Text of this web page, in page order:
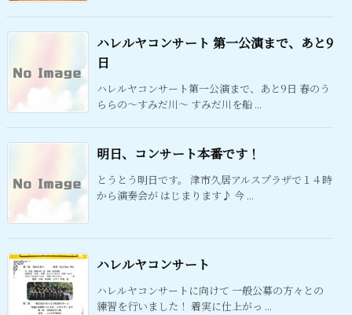
ハレルヤコンサート 第一公演まで、あと9
日
ハレルヤコンサート第一公演まで、あと9日 春のう
ららの～すみだ川～ すみだ川を船 ...
明日、コンサート本番です！
とうとう明日です。 津市久居アルスプラザで１４時
から演奏会が はじまります♪ 今 ...
ハレルヤコンサート
ハレルヤコンサートに向けて 一般公募の方々との
練習を行いました！ 着実に仕上がっ ...